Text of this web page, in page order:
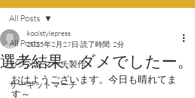
All Posts
ガンメタマーチ製作
サーキットマーチ
All Posts
選考結果、ダメでしたー。
koolstylepress
2025年2月27日 読了時間: 2分
おはようございます。今日も晴れてま
す～